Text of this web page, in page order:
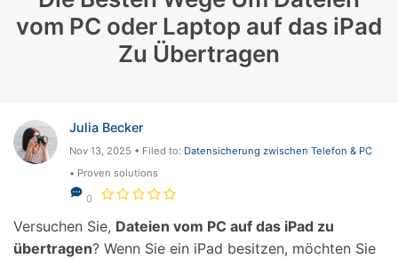
vom PC oder Laptop auf das iPad
Zu Übertragen
Julia Becker
Nov 13, 2025 • Filed to: Datensicherung zwischen Telefon & PC
• Proven solutions
0
Versuchen Sie, Dateien vom PC auf das iPad zu
übertragen? Wenn Sie ein iPad besitzen, möchten Sie